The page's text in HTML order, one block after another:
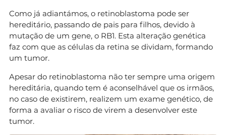
Como já adiantámos, o retinoblastoma pode ser
hereditário, passando de pais para filhos, devido à
mutação de um gene, o RB1. Esta alteração genética
faz com que as células da retina se dividam, formando
um tumor.
Apesar do retinoblastoma não ter sempre uma origem
hereditária, quando tem é aconselhável que os irmãos,
no caso de existirem, realizem um exame genético, de
forma a avaliar o risco de virem a desenvolver este
tumor.